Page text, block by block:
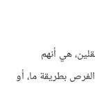
هي أنهم
بطريقة ما، أو